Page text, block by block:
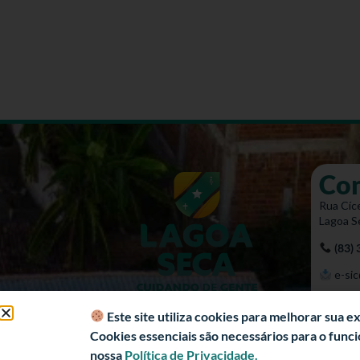
Rua
Lagoa
(83)
e-
Este site utiliza cookies para melhorar sua
Cookies essenciais são necessários para o
nossa Política de Privacidade.